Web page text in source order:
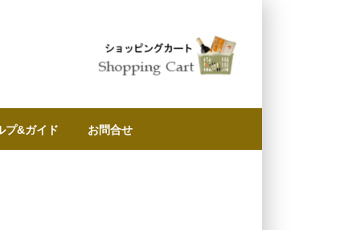
プ&ガイド お問合せ